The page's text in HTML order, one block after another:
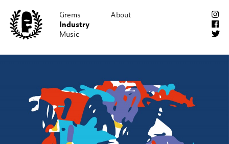
Grems
Industry
Music
About